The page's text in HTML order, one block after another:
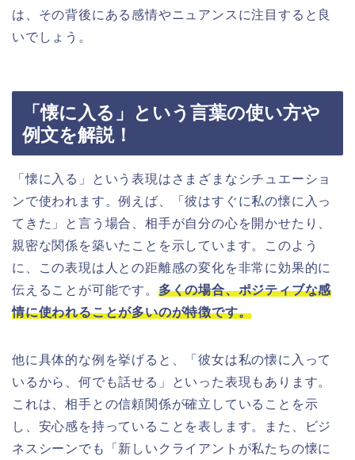
は、その背後にある感情やニュアンスに注目すると良
いでしょう。
「懐に入る」という言葉の使い方や
例文を解説！
「懐に入る」という表現はさまざまなシチュエーショ
ンで使われます。例えば、「彼はすぐに私の懐に入っ
てきた」と言う場合、相手が自分の心を開かせたり、
親密な関係を築いたことを示しています。このよう
に、この表現は人との距離感の変化を非常に効果的に
伝えることが可能です。 多くの場合、ポジティブな感
情に使われることが多いのが特徴です。
他に具体的な例を挙げると、「彼女は私の懐に入って
いるから、何でも話せる」といった表現もあります。
これは、相手との信頼関係が確立していることを示
し、安心感を持っていることを表します。また、ビジ
ネスシーンでも「新しいクライアントが私たちの懐に